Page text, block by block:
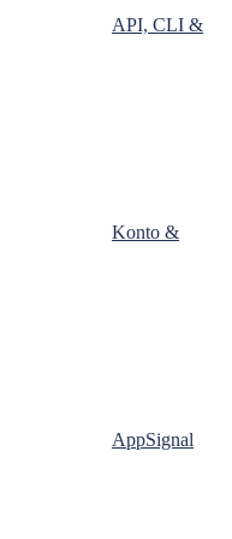
API, CLI &
Konto &
AppSignal